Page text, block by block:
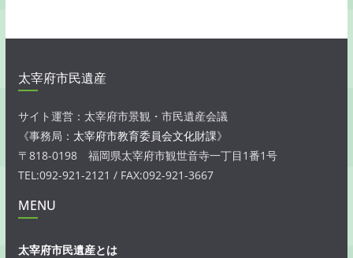
太宰府市民遺産
サイト運営：太宰府市景観・市民遺産会議
《事務局： 太宰府市教育委員会文化財課》
〒818-0198 福岡県太宰府市観世音寺一丁目1番1号
TEL:092-921-2121 / FAX:092-921-3667
MENU
太宰府市民遺産とは